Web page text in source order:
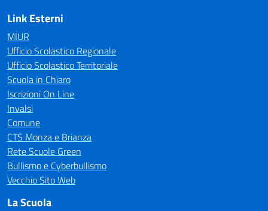
Link Esterni
MIUR
Ufficio Scolastico Regionale
Ufficio Scolastico Territoriale
Scuola in Chiaro
Iscrizioni On Line
Invalsi
Comune
CTS Monza e Brianza
Rete Scuole Green
Bullismo e Cyberbullismo
Vecchio Sito Web
La Scuola